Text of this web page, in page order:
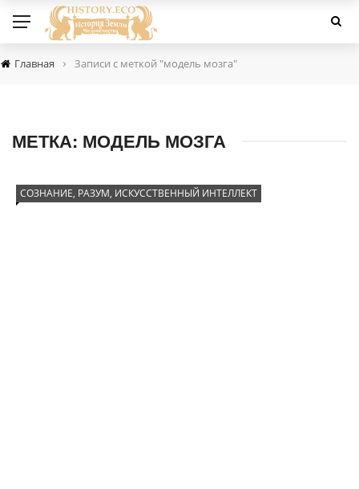
Главная › Записи с меткой "модель мозга"
МЕТКА: МОДЕЛЬ МОЗГА
СОЗНАНИЕ, РАЗУМ, ИСКУССТВЕННЫЙ ИНТЕЛЛЕКТ